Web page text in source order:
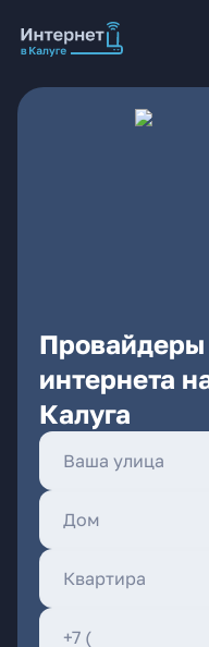
интернета
Калуга